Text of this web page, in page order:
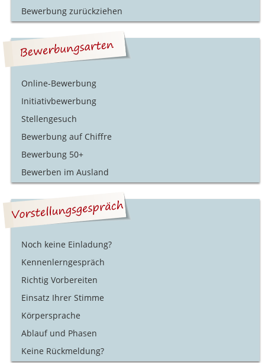
Bewerbung zurückziehen
Online-Bewerbung
Initiativbewerbung
Stellengesuch
Bewerbung auf Chiffre
Bewerbung 50+
Bewerben im Ausland
Noch keine Einladung?
Kennenlerngespräch
Richtig Vorbereiten
Einsatz Ihrer Stimme
Körpersprache
Ablauf und Phasen
Keine Rückmeldung?